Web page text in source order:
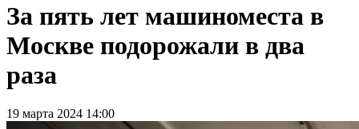
За пять лет машиноместа в
Москве подорожали в два
раза
19 марта 2024 14:00